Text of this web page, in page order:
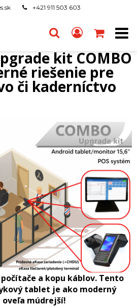
+421 911 503 603
kit COMBO
riešenie pre
či kaderníctvo
a kopu káblov. Tento
tablet je ako moderný
oveľa múdrejší!